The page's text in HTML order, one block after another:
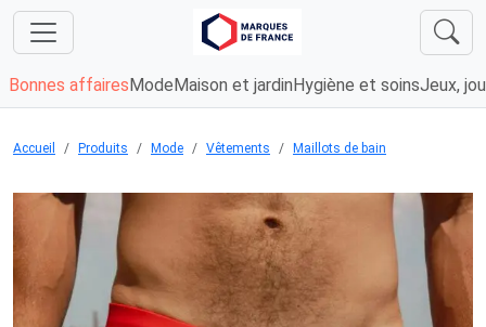
Bonnes affaires Mode Maison et jardin Hygiène et soinsJeux,
Accueil Produits Mode Vêtements Maillots de bain